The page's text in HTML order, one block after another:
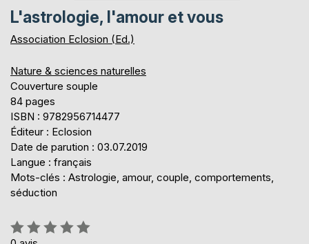
L'astrologie, l'amour et vous
Association Eclosion (Ed.)
Nature & sciences naturelles
Couverture souple
84 pages
ISBN : 9782956714477
Éditeur : Eclosion
Date de parution : 03.07.2019
Langue : français
Mots-clés : Astrologie, amour, couple, comportements,
séduction
Évaluation: